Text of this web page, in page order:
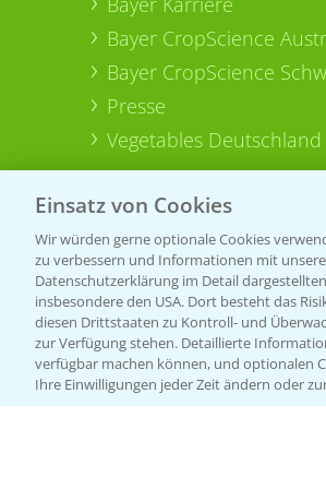
Bayer CropScience
Bayer CropScience
Presse
Vegetables Deutschland
Einsatz von Cookies
Wir würden gerne optionale Cookies
zu verbessern und Informationen mit
Datenschutzerklärung im Detail
insbesondere den USA. Dort besteht das
diesen Drittstaaten zu Kontroll- und
zur Verfügung stehen. Detaillierte
verfügbar machen können, und optionalen
Ihre Einwilligungen jeder Zeit ändern oder